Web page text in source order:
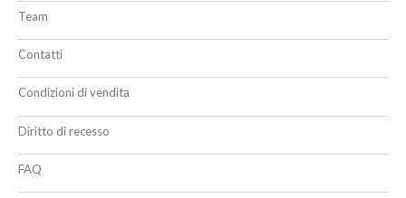
Team
Contatti
Condizioni di vendita
Diritto di recesso
FAQ